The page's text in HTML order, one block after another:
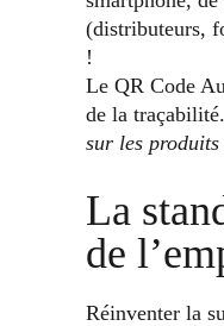
(distributeurs,
!
Le QR Code
de la
sur les produits
La
de
Réinventer la